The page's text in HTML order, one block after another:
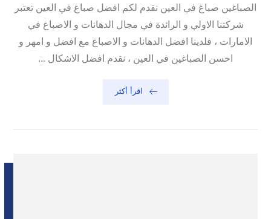
الصباغين صباغ في العين نقدم لكم افضل صباغ في العين تعتبر
شركتنا الاولي و الرائدة في مجال الدهانات و الاصباغ في
الامارات ، فلدينا افضل الدهانات و الاصباغ مع افضل و امهر و
احسن الصباغين في العين ، نقدم افضل الاشكال ...
اقرأ أكثر